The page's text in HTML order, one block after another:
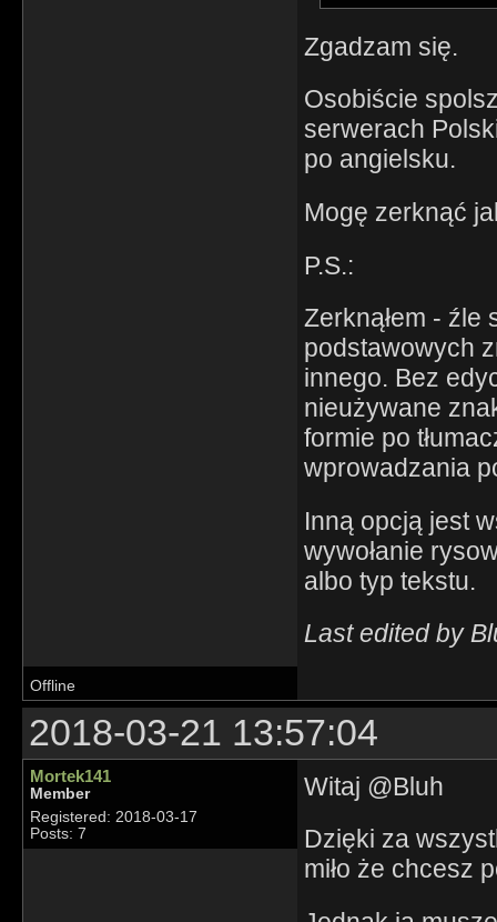
Zgadzam się.
Osobiście
serwerach
po angielsku.
Mogę zerknąć
P.S.:
Zerknąłem - źle
podstawowych
innego. Bez
nieużywane
formie po
wprowadzania
Inną opcją jest
wywołanie
albo typ tekstu.
Last edited by
Offline
2018-03-21 13:57:04
Mortek141
Member
Registered: 2018-03-17
Posts: 7
Witaj @Bluh
Dzięki za
miło że chcesz